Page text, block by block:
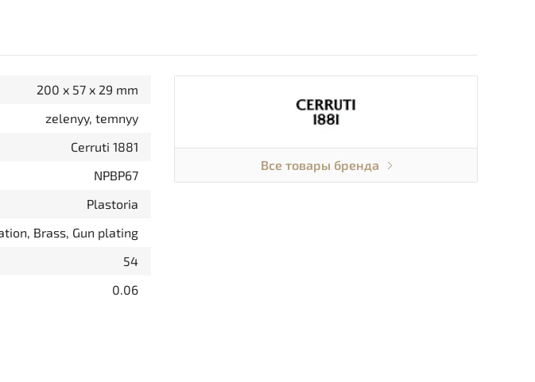
200 x 57 x 29 mm
zelenyy, temnyy
Cerruti 1881
NPBP67
Plastoria
Brass, Gun plating
54
0.06
Все товары бренда